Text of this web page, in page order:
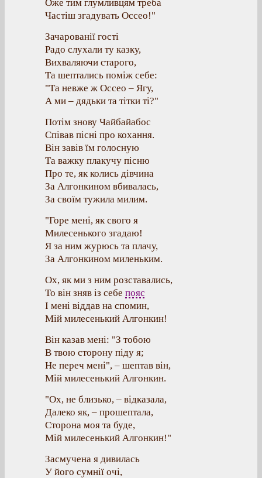
Оже тим глумливцям треба
Частіш згадувать Оссео!"
Зачарованії гості
Радо слухали ту казку,
Вихваляючи старого,
Та шептались поміж себе:
"Та невже ж Оссео – Ягу,
А ми – дядьки та тітки ті?"
Потім знову Чайбайабос
Співав пісні про кохання.
Він завів їм голосную
Та важку плакучу пісню
Про те, як колись дівчина
За Алгонкином вбивалась,
За своїм тужила милим.
"Горе мені, як свого я
Милесенького згадаю!
Я за ним журюсь та плачу,
За Алгонкином миленьким.
Ох, як ми з ним розставались,
То він зняв із себе пояс
І мені віддав на спомин,
Мій милесенький Алгонкин!
Він казав мені: "З тобою
В твою сторону піду я;
Не переч мені", – шептав він,
Мій милесенький Алгонкин.
"Ох, не близько, – відказала,
Далеко як, – прошептала,
Сторона моя та буде,
Мій милесенький Алгонкин!"
Засмучена я дивилась
У його сумнії очі,